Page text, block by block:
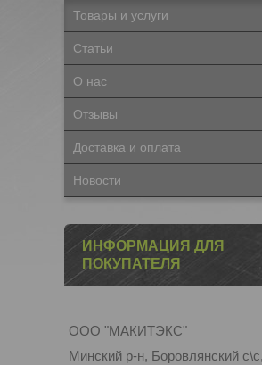
Товары и услуги
Статьи
О нас
Отзывы
Доставка и оплата
Новости
ИНФОРМАЦИЯ ДЛЯ
ПОКУПАТЕЛЯ
ООО "МАКИТЭКС"
Минский р-н, Боровлянский